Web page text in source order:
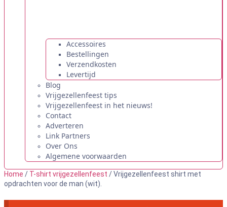
Accessoires
Bestellingen
Verzendkosten
Levertijd
Blog
Vrijgezellenfeest tips
Vrijgezellenfeest in het nieuws!
Contact
Adverteren
Link Partners
Over Ons
Algemene voorwaarden
Home / T-shirt vrijgezellenfeest / Vrijgezellenfeest shirt met
opdrachten voor de man (wit).